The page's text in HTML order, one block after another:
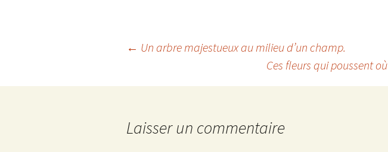
Navigation
des
← Un arbre majestueux au milieu d’un champ.
Ces fleurs qui poussent
Laisser un commentaire